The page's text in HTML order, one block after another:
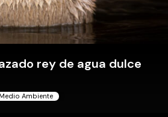
rey de agua dulce
Medio Ambiente